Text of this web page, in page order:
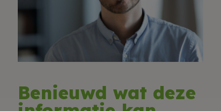
Benieuwd wat deze